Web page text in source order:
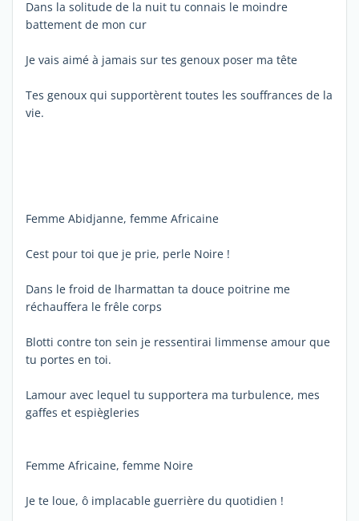
Dans la solitude de la nuit tu connais le moindre
battement de mon cur
Je vais aimé à jamais sur tes genoux poser ma tête
Tes genoux qui supportèrent toutes les souffrances de la
vie.
Femme Abidjanne, femme Africaine
Cest pour toi que je prie, perle Noire !
Dans le froid de lharmattan ta douce poitrine me
réchauffera le frêle corps
Blotti contre ton sein je ressentirai limmense amour que
tu portes en toi.
Lamour avec lequel tu supportera ma turbulence, mes
gaffes et espiègleries
Femme Africaine, femme Noire
Je te loue, ô implacable guerrière du quotidien !